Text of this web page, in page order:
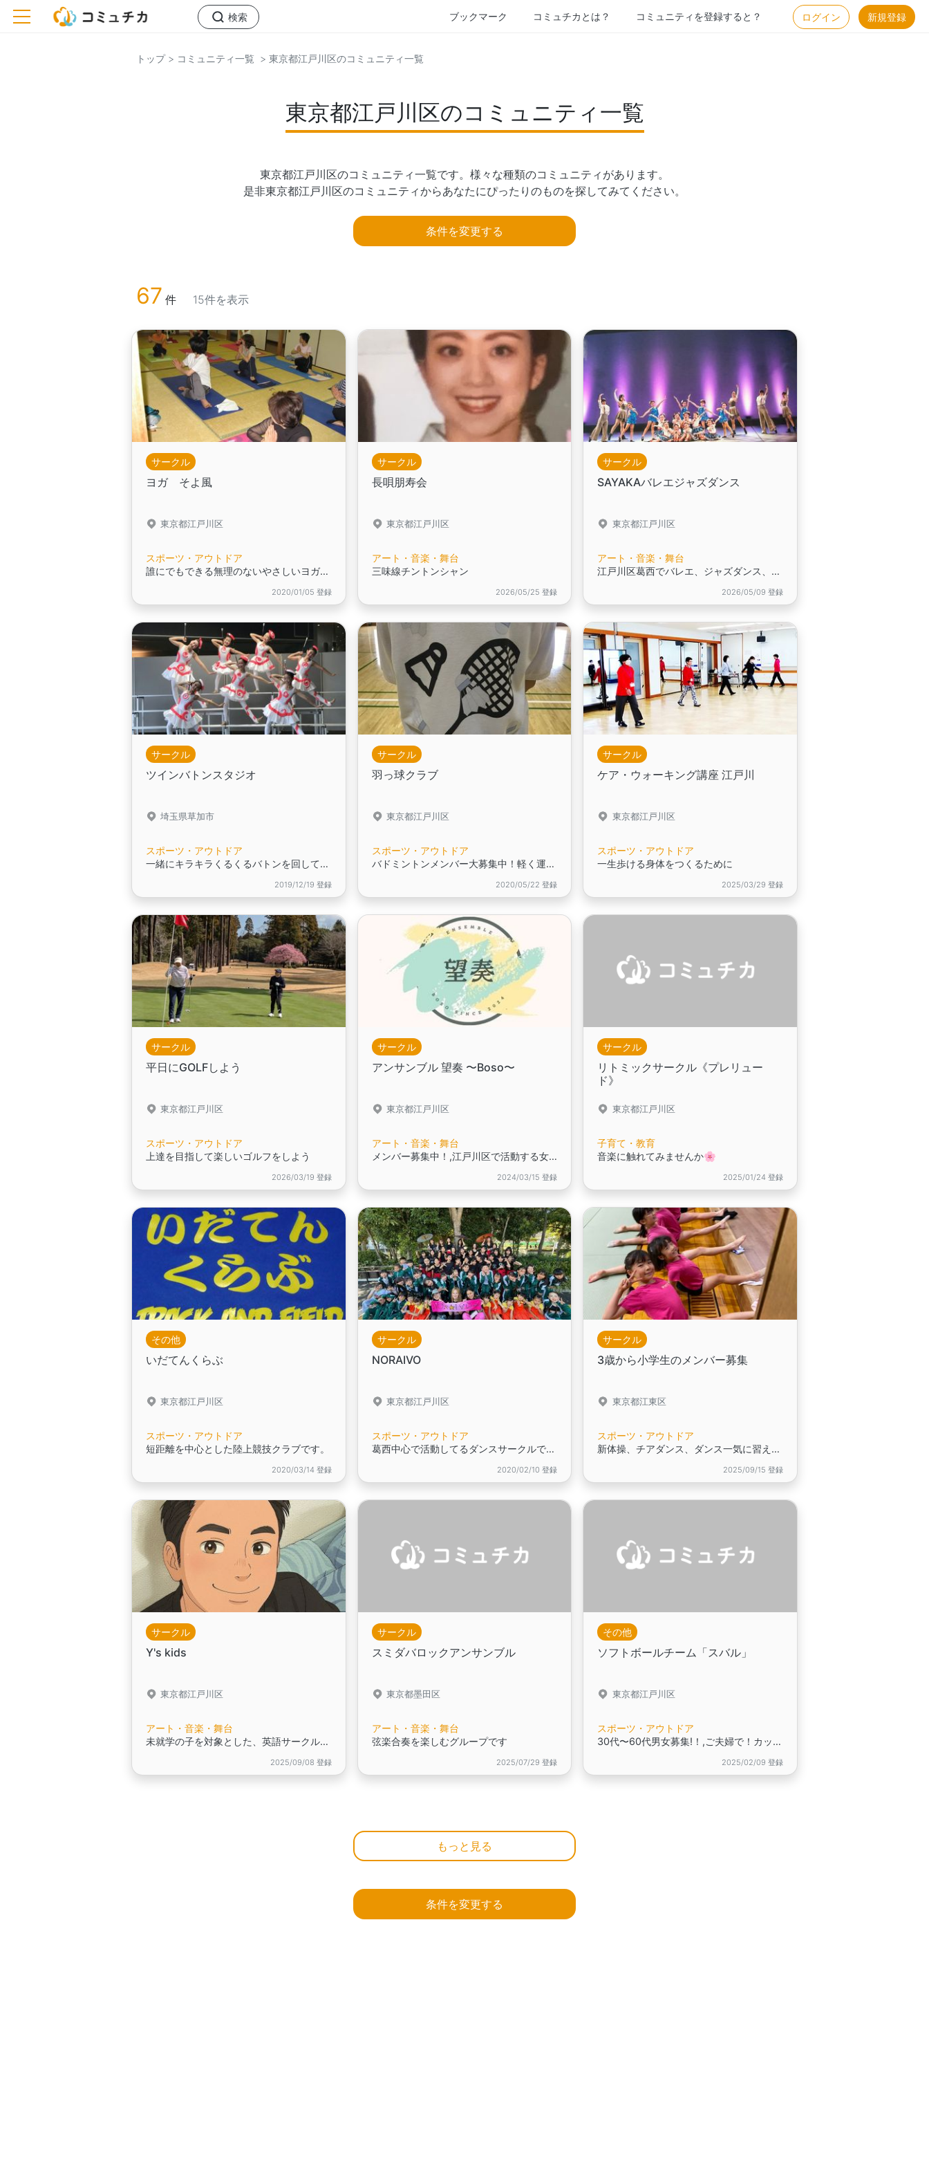
toggle navigation 検索 ブックマーク コミュチカとは？ コミュニティを登録すると？ ログイン 新規登録
トップ> コミュニティ一覧 > 東京都江戸川区のコミュニティ一覧
東京都江戸川区のコミュニティ一覧
東京都江戸川区のコミュニティ一覧です。様々な種類のコミュニティがあります。
是非東京都江戸川区のコミュニティからあなたにぴったりのものを探してみてください。
条件を変更する
67 件 15件を表示
サークル
ヨガ そよ風
東京都江戸川区
スポーツ・アウトドア
誰にでもできる無理のないやさしいヨガです。ぜひ一度体験にいらしてください。
2020/01/05 登録
サークル
長唄朋寿会
東京都江戸川区
アート・音楽・舞台
三味線チントンシャン
2026/05/25 登録
サークル
SAYAKAバレエジャズダンス
東京都江戸川区
アート・音楽・舞台
江戸川区葛西でバレエ、ジャズダンス、アクロバット
2026/05/09 登録
サークル
ツインバトンスタジオ
埼玉県草加市
スポーツ・アウトドア
一緒にキラキラくるくるバトンを回してみませんか？
2019/12/19 登録
サークル
羽っ球クラブ
東京都江戸川区
スポーツ・アウトドア
バドミントンメンバー大募集中！軽く運動、楽しく笑ってストレス発散！
2020/05/22 登録
サークル
ケア・ウォーキング講座 江戸川
東京都江戸川区
スポーツ・アウトドア
一生歩ける身体をつくるために
2025/03/29 登録
サークル
平日にGOLFしよう
東京都江戸川区
スポーツ・アウトドア
上達を目指して楽しいゴルフをしよう
2026/03/19 登録
サークル
アンサンブル 望奏 〜Boso〜
東京都江戸川区
アート・音楽・舞台
メンバー募集中！,江戸川区で活動する女声アンサンブル合唱団
2024/03/15 登録
サークル
リトミックサークル《プレリュー
ド》
東京都江戸川区
子育て・教育
音楽に触れてみませんか🌸
2025/01/24 登録
その他
いだてんくらぶ
東京都江戸川区
スポーツ・アウトドア
短距離を中心とした陸上競技クラブです。
2020/03/14 登録
サークル
NORAIVO
東京都江戸川区
スポーツ・アウトドア
葛西中心で活動してるダンスサークルです。
2020/02/10 登録
サークル
3歳から小学生のメンバー募集
東京都江東区
スポーツ・アウトドア
新体操、チアダンス、ダンス一気に習える！
2025/09/15 登録
サークル
Y's kids
東京都江戸川区
アート・音楽・舞台
未就学の子を対象とした、英語サークルです！初めての英語のきっかけにぜひ♪
2025/09/08 登録
サークル
スミダバロックアンサンブル
東京都墨田区
アート・音楽・舞台
弦楽合奏を楽しむグループです
2025/07/29 登録
その他
ソフトボールチーム「スバル」
東京都江戸川区
スポーツ・アウトドア
30代〜60代男女募集!！,ご夫婦で！カップルで！一緒に参加どうですか？
2025/02/09 登録
もっと見る
条件を変更する